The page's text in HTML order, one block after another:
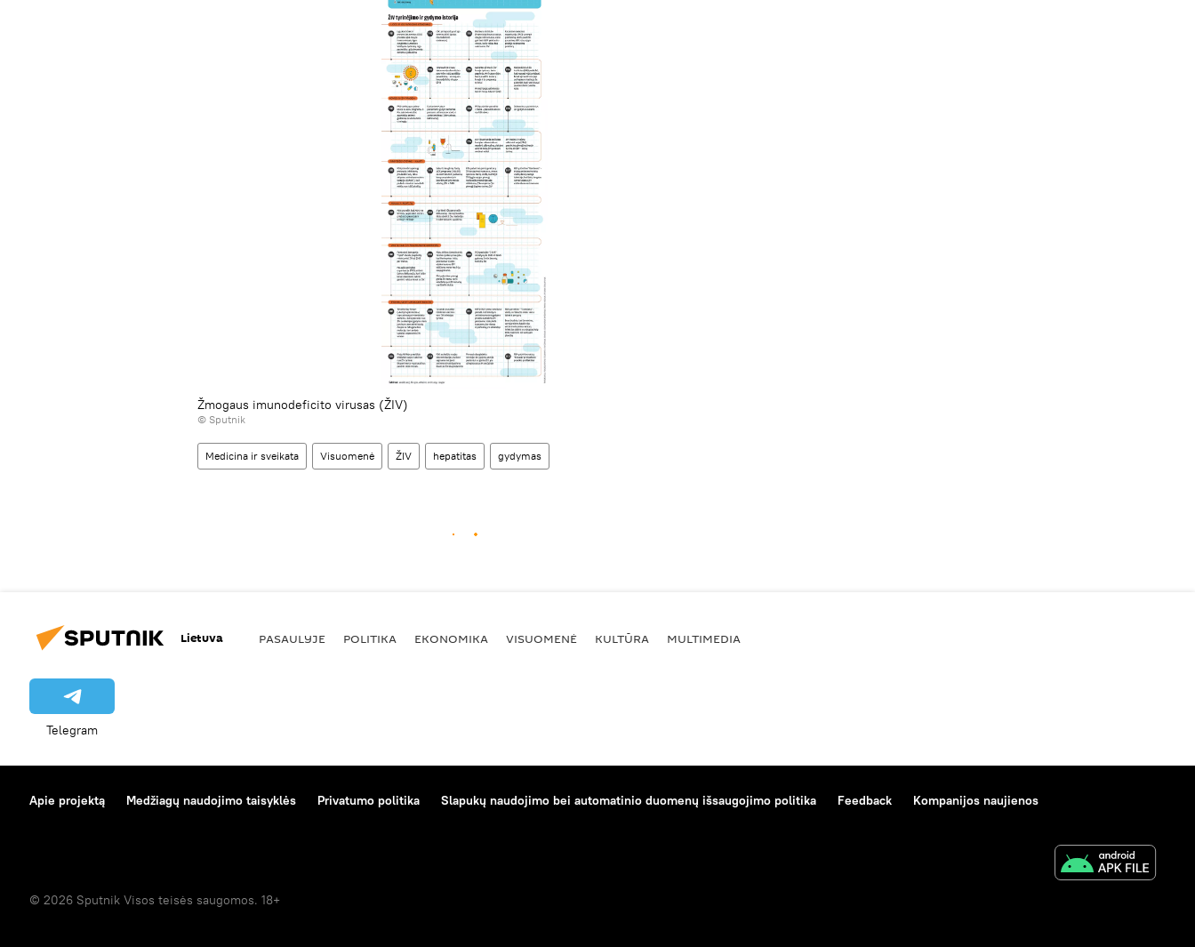
Žmogaus imunodeficito virusas (ŽIV)
© Sputnik
Medicina ir sveikata Visuomenė ŽIV hepatitas gydymas
Lietuva PASAULYJE POLITIKA EKONOMIKA VISUOMENĖ KULTŪRA MULTIMEDIA
Telegram
Apie projektą Medžiagų naudojimo taisyklės Privatumo politika Slapukų naudojimo bei automatinio duomenų išsaugojimo politika Feedback Kompanijos naujienos
© 2026 Sputnik Visos teisės saugomos. 18+